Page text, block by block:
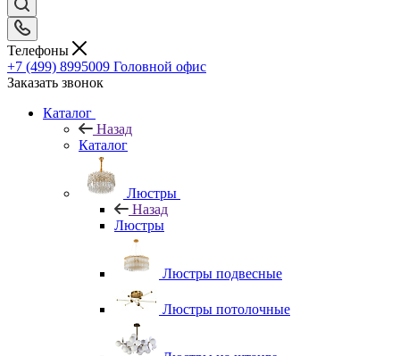
Телефоны
+7 (499) 8995009 Головной офис
Заказать звонок
Каталог
Назад
Каталог
Люстры
Назад
Люстры
Люстры подвесные
Люстры потолочные